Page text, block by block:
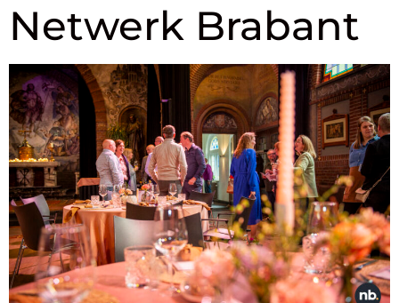
Netwerk Brabant